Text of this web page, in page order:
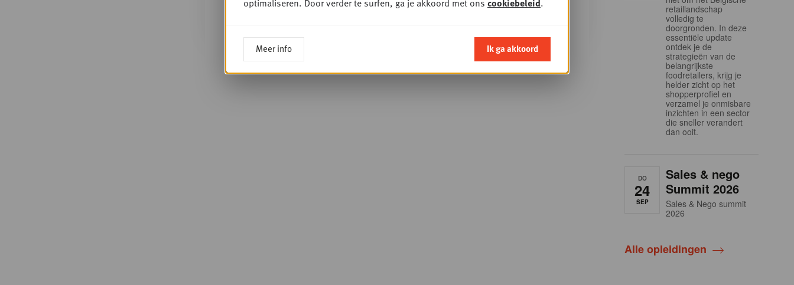
Society
retaillandschap
volledig te
doorgronden. In deze
essentiële update
ontdek je de
strategieën van de
belangrijkste
foodretailers, krijg je
helder zicht op het
shopperprofiel en
verzamel je onmisbare
inzichten in een sector
die sneller verandert
dan ooit.
DO
24
SEP
Sales & nego
Summit 2026
Sales & Nego summit
2026
Alle opleidingen
optimaliseren. Door verder te surfen, ga je akkoord met ons cookiebeleid.
Meer info Ik ga akkoord